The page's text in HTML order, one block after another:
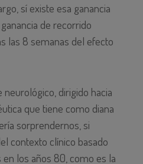
sí existe esa ganancia
de recorrido
las 8 semanas del efecto
dirigido hacia
que tiene como diana
sorprendernos, si
contexto clínico basado
los años 80, como es la